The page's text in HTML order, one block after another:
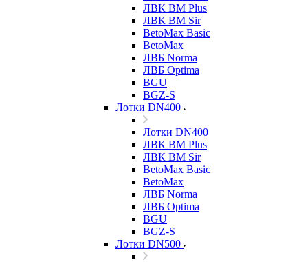
ЛВК ВМ Plus
ЛВК ВМ Sir
BetoMax Basic
BetoMax
ЛВБ Norma
ЛВБ Optima
BGU
BGZ-S
Лотки DN400
Лотки DN400
ЛВК ВМ Plus
ЛВК ВМ Sir
BetoMax Basic
BetoMax
ЛВБ Norma
ЛВБ Optima
BGU
BGZ-S
Лотки DN500